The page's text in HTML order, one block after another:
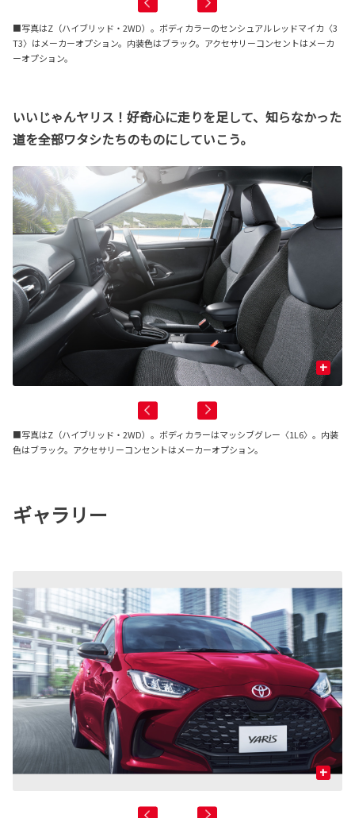
■写真はZ（ハイブリッド・2WD）。ボディカラーのセンシュアルレッドマイカ〈3
T3〉はメーカーオプション。内装色はブラック。アクセサリーコンセントはメーカ
ーオプション。
いいじゃんヤリス！好奇心に走りを足して、知らなかった
道を全部ワタシたちのものにしていこう。
+
■写真はZ（ハイブリッド・2WD）。ボディカラーはマッシブグレー〈1L6〉。内装
色はブラック。アクセサリーコンセントはメーカーオプション。
ギャラリー
+